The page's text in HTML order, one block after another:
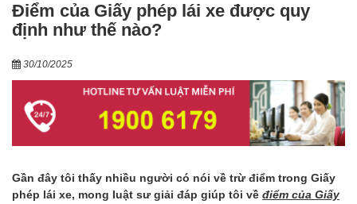
Điểm của Giấy phép lái xe được quy
định như thế nào?
30/10/2025
Gần đây tôi thấy nhiều người có nói về trừ điểm trong Giấy
phép lái xe, mong luật sư giải đáp giúp tôi về điểm của Giấy